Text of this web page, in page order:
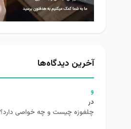
آخرین دیدگاه‌ها
و
در
چلغوزه چیست و چه خواصی دارد؟